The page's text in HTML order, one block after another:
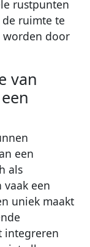
rustpunten
ruimte te
worden door
van
een
als
een
uniek maakt
integreren